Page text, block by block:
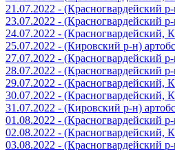
21.07.2022 - (Красногвардейский
23.07.2022 - (Красногвардейский
24.07.2022 -
25.07.2022 - (Кировский р-н)
27.07.2022 - (Красногвардейский
28.07.2022 - (Красногвардейский
29.07.2022 -
30.07.2022 - (Красногвардейский,
31.07.2022 - (Кировский р-н)
01.08.2022 - (Красногвардейский
02.08.2022 - (Красногвардейский,
03.08.2022 - (Красногвардейский